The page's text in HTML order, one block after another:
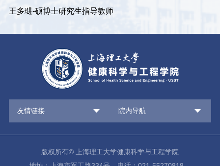
王多琎-硕博士研究生指导教师
友情链接 院内导航
版权所有© 上海理工大学健康科学与工程学院